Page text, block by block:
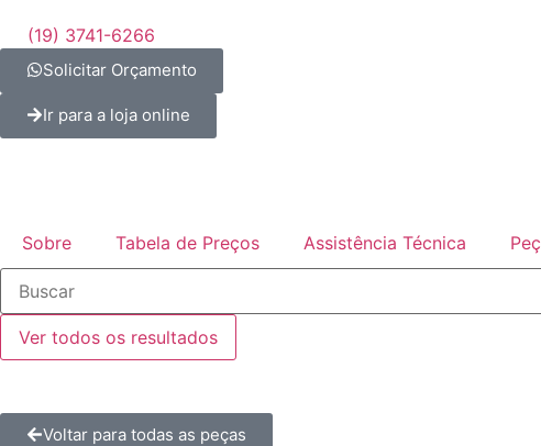
(19) 3741-6266
Solicitar Orçamento
Ir para a loja online
Sobre Tabela de Preços Assistência Técnica
Ver todos os resultados
Voltar para todas as peças